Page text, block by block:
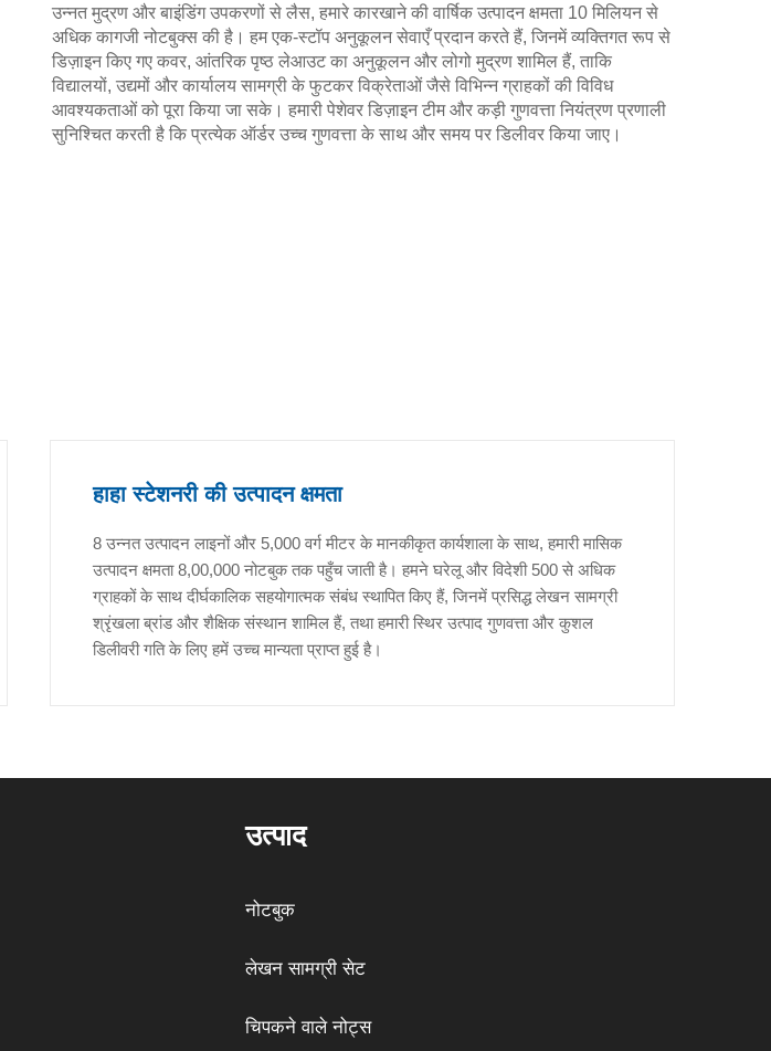
उन्नत मुद्रण और बाइंडिंग उपकरणों से लैस, हमारे कारखाने की वार्षिक उत्पादन क्षमता 10 मिलियन से
अधिक कागजी नोटबुक्स की है। हम एक-स्टॉप अनुकूलन सेवाएँ प्रदान करते हैं, जिनमें व्यक्तिगत रूप से
डिज़ाइन किए गए कवर, आंतरिक पृष्ठ लेआउट का अनुकूलन और लोगो मुद्रण शामिल हैं, ताकि
विद्यालयों, उद्यमों और कार्यालय सामग्री के फुटकर विक्रेताओं जैसे विभिन्न ग्राहकों की विविध
आवश्यकताओं को पूरा किया जा सके। हमारी पेशेवर डिज़ाइन टीम और कड़ी गुणवत्ता नियंत्रण प्रणाली
सुनिश्चित करती है कि प्रत्येक ऑर्डर उच्च गुणवत्ता के साथ और समय पर डिलीवर किया जाए।
हाहा स्टेशनरी की उत्पादन क्षमता
8 उन्नत उत्पादन लाइनों और 5,000 वर्ग मीटर के मानकीकृत कार्यशाला के साथ, हमारी मासिक
उत्पादन क्षमता 8,00,000 नोटबुक तक पहुँच जाती है। हमने घरेलू और विदेशी 500 से अधिक
ग्राहकों के साथ दीर्घकालिक सहयोगात्मक संबंध स्थापित किए हैं, जिनमें प्रसिद्ध लेखन सामग्री
श्रृंखला ब्रांड और शैक्षिक संस्थान शामिल हैं, तथा हमारी स्थिर उत्पाद गुणवत्ता और कुशल
डिलीवरी गति के लिए हमें उच्च मान्यता प्राप्त हुई है।
उत्पाद
नोटबुक
लेखन सामग्री सेट
चिपकने वाले नोट्स